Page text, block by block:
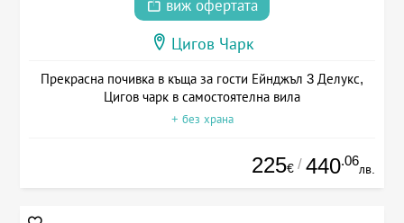
виж офертата
Цигов Чарк
Прекрасна почивка в къща за гости Ейнджъл 3 Делукс,
Цигов чарк в самостоятелна вила
+ без храна
225€ / 440.06
лв.